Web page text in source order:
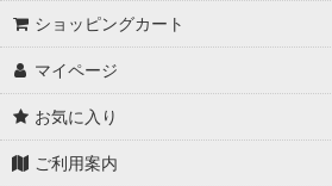
ショッピングカート
マイページ
お気に入り
ご利用案内